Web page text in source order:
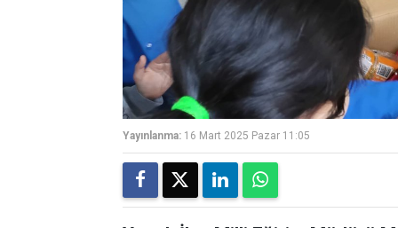
Yayınlanma: 16 Mart 2025 Pazar 11:05